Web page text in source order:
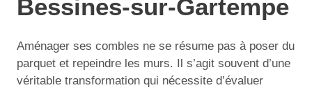
Bessines-sur-Gartempe
Aménager ses combles ne se résume pas à poser du
parquet et repeindre les murs. Il s’agit souvent d’une
véritable transformation qui nécessite d’évaluer